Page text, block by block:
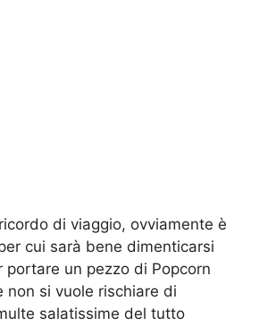
di viaggio, ovviamente è
cui sarà bene dimenticarsi
portare un pezzo di Popcorn
non si vuole rischiare di
salatissime del tutto